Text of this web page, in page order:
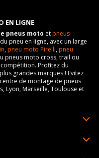
EN LIGNE
pneus moto etpneus
pneu en ligne, avec un large
,pneu moto Pirelli,pneu
pneus moto cross, trail ou
Profitez du
grandes marques ! Evitez
de montage de pneus
Lyon, Marseille, Toulouse et